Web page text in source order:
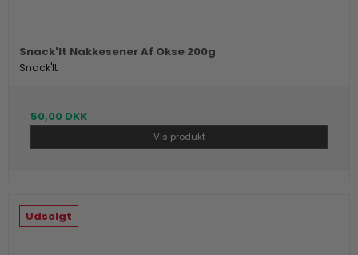
Snack'It Nakkesener Af Okse 200g
Snack'It
50,00 DKK
Vis produkt
Udsolgt